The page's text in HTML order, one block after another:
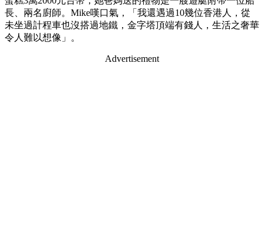
長、兩名廚師。Mike嘆口氣，「我還遇過10幾位香港人，從
未坐過計程車也沒搭過地鐵，金字塔頂端有錢人，生活之奢華
令人難以想像」。
Advertisement